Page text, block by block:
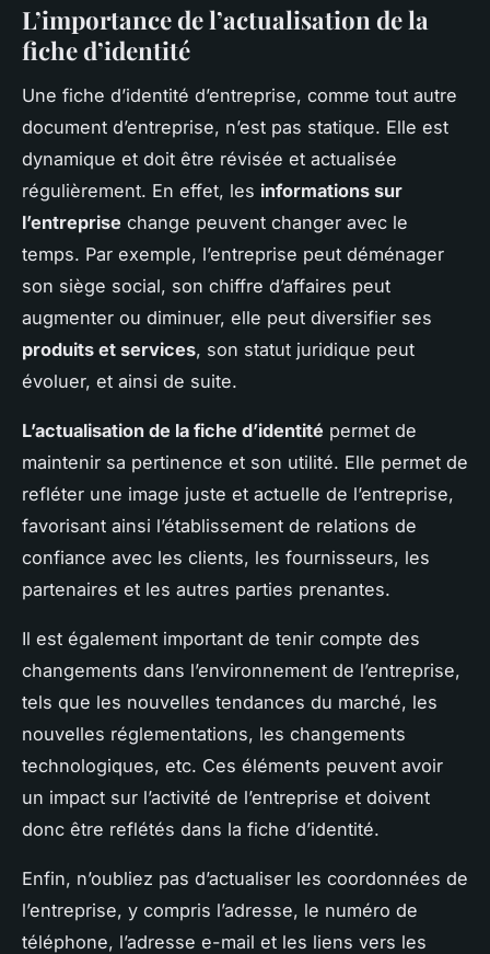
L’importance de l’actualisation de la
fiche d’identité
Une fiche d’identité d’entreprise, comme tout autre
document d’entreprise, n’est pas statique. Elle est
dynamique et doit être révisée et actualisée
régulièrement. En effet, les informations sur
l’entreprise change peuvent changer avec le
temps. Par exemple, l’entreprise peut déménager
son siège social, son chiffre d’affaires peut
augmenter ou diminuer, elle peut diversifier ses
produits et services, son statut juridique peut
évoluer, et ainsi de suite.
L’actualisation de la fiche d’identité permet de
maintenir sa pertinence et son utilité. Elle permet de
refléter une image juste et actuelle de l’entreprise,
favorisant ainsi l’établissement de relations de
confiance avec les clients, les fournisseurs, les
partenaires et les autres parties prenantes.
Il est également important de tenir compte des
changements dans l’environnement de l’entreprise,
tels que les nouvelles tendances du marché, les
nouvelles réglementations, les changements
technologiques, etc. Ces éléments peuvent avoir
un impact sur l’activité de l’entreprise et doivent
donc être reflétés dans la fiche d’identité.
Enfin, n’oubliez pas d’actualiser les coordonnées de
l’entreprise, y compris l’adresse, le numéro de
téléphone, l’adresse e-mail et les liens vers les